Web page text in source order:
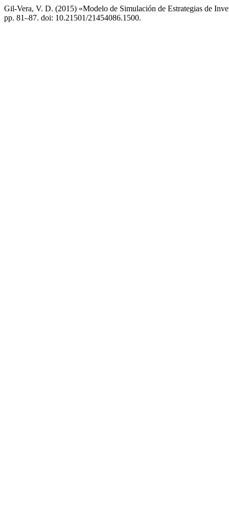
Gil-Vera, V. D. (2015) «Modelo de Simulación de Estrategias de
pp. 81–87. doi: 10.21501/21454086.1500.